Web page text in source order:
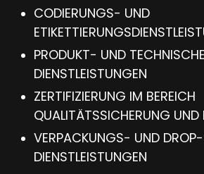
CODIERUNGS- UND
PRODUKT- UND TECHNISCHE
DIENSTLEISTUNGEN
ZERTIFIZIERUNG IM BEREICH
QUALITÄTSSICHERUNG UND
VERPACKUNGS- UND
DIENSTLEISTUNGEN